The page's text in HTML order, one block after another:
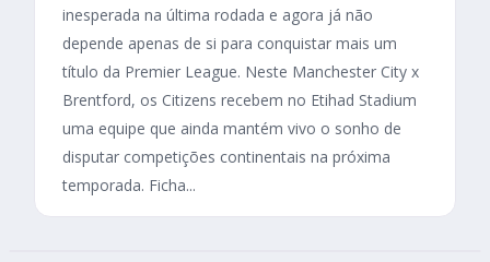
inesperada na última rodada e agora já não
depende apenas de si para conquistar mais um
título da Premier League. Neste Manchester City x
Brentford, os Citizens recebem no Etihad Stadium
uma equipe que ainda mantém vivo o sonho de
disputar competições continentais na próxima
temporada. Ficha...